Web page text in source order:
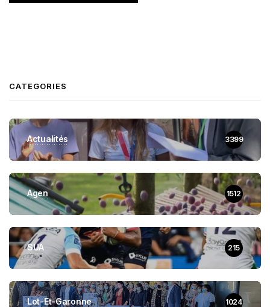
CATEGORIES
Actualités 3399
Agen 1512
SUA 215
Lot-Et-Garonne 1024